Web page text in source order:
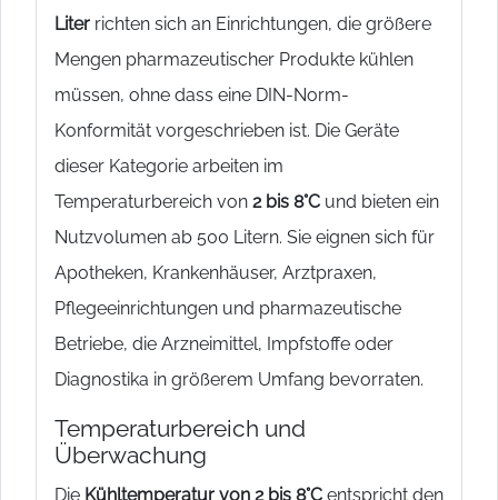
Liter richten sich an Einrichtungen, die größere
Mengen pharmazeutischer Produkte kühlen
müssen, ohne dass eine DIN-Norm-
Konformität vorgeschrieben ist. Die Geräte
dieser Kategorie arbeiten im
Temperaturbereich von 2 bis 8°C und bieten ein
Nutzvolumen ab 500 Litern. Sie eignen sich für
Apotheken, Krankenhäuser, Arztpraxen,
Pflegeeinrichtungen und pharmazeutische
Betriebe, die Arzneimittel, Impfstoffe oder
Diagnostika in größerem Umfang bevorraten.
Temperaturbereich und
Überwachung
Die Kühltemperatur von 2 bis 8°C entspricht den